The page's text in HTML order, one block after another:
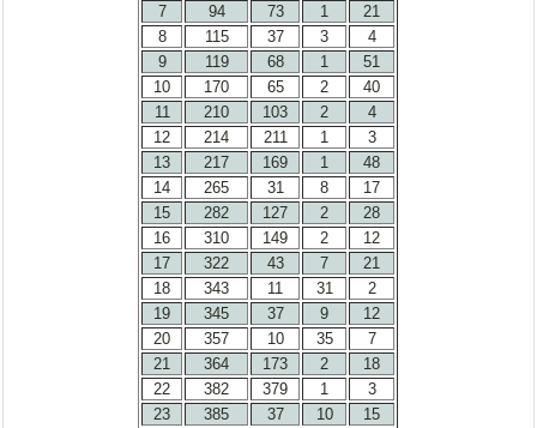
7
94 73 1
21
8
115 37 3
4
9
119 68 1
51
10
170 65 2
40
11
210 103 2
4
12
214 211 1
3
13
217 169 1
48
14
265 31 8
17
15
282 127 2
28
16
310 149 2
12
17
322 43 7
21
18
343 11 31
2
19
345 37 9
12
20
357 10 35
7
21
364 173 2
18
22
382 379 1
3
23
385 37 10
15